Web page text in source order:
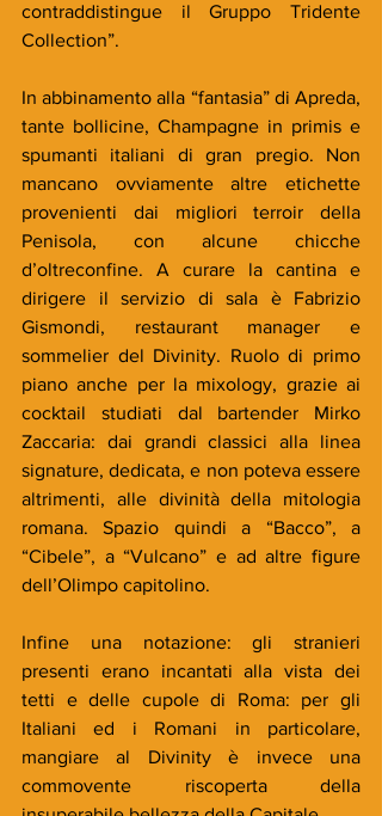
contraddistingue il Gruppo Tridente
Collection”.
In abbinamento alla “fantasia” di Apreda,
tante bollicine, Champagne in primis e
spumanti italiani di gran pregio. Non
mancano ovviamente altre etichette
provenienti dai migliori terroir della
Penisola, con alcune chicche
d’oltreconfine. A curare la cantina e
dirigere il servizio di sala è Fabrizio
Gismondi, restaurant manager e
sommelier del Divinity. Ruolo di primo
piano anche per la mixology, grazie ai
cocktail studiati dal bartender Mirko
Zaccaria: dai grandi classici alla linea
signature, dedicata, e non poteva essere
altrimenti, alle divinità della mitologia
romana. Spazio quindi a “Bacco”, a
“Cibele”, a “Vulcano” e ad altre figure
dell’Olimpo capitolino.
Infine una notazione: gli stranieri
presenti erano incantati alla vista dei
tetti e delle cupole di Roma: per gli
Italiani ed i Romani in particolare,
mangiare al Divinity è invece una
commovente riscoperta della